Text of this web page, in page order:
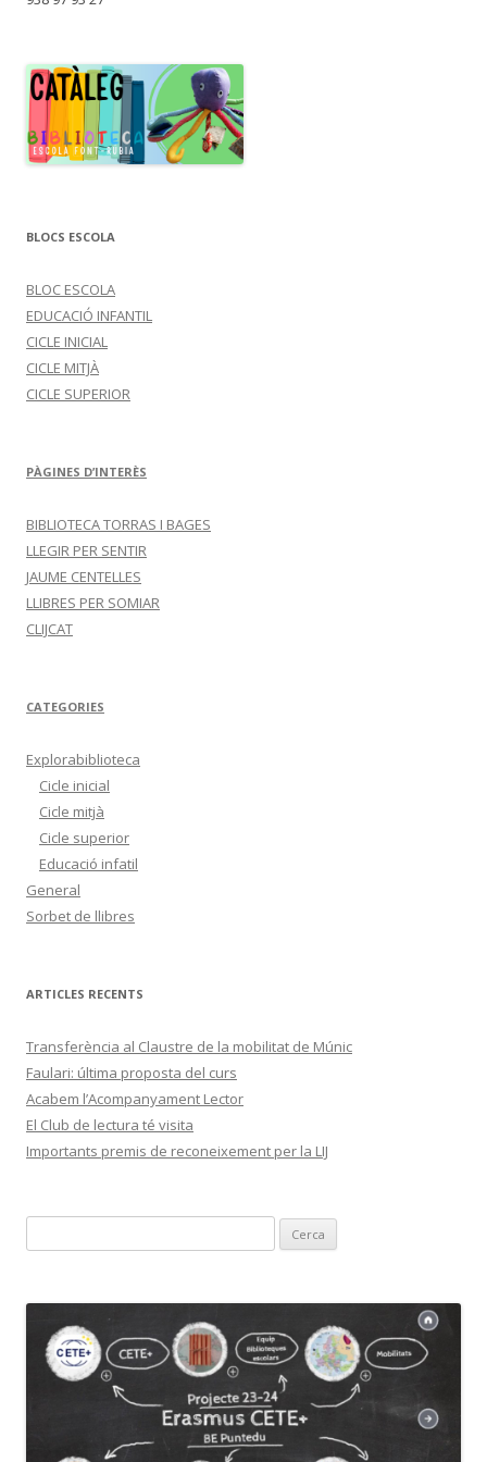
BLOCS ESCOLA
BLOC ESCOLA
EDUCACIÓ INFANTIL
CICLE INICIAL
CICLE MITJÀ
CICLE SUPERIOR
PÀGINES D’INTERÈS
BIBLIOTECA TORRAS I BAGES
LLEGIR PER SENTIR
JAUME CENTELLES
LLIBRES PER SOMIAR
CLIJCAT
CATEGORIES
Explorabiblioteca
Cicle inicial
Cicle mitjà
Cicle superior
Educació infatil
General
Sorbet de llibres
ARTICLES RECENTS
Transferència al Claustre de la mobilitat de Múnic
Faulari: última proposta del curs
Acabem l’Acompanyament Lector
El Club de lectura té visita
Importants premis de reconeixement per la LIJ
e
c